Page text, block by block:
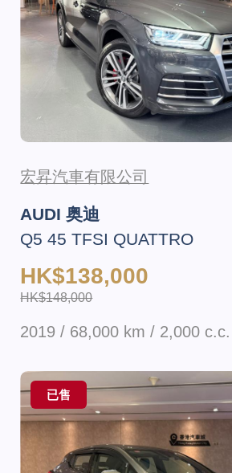
宏昇汽車有限公司
AUDI 奥迪
Q5 45 TFSI QUATTRO
HK$138,000
HK$148,000
2019 / 68,000 km / 2,000 c.c.
已售